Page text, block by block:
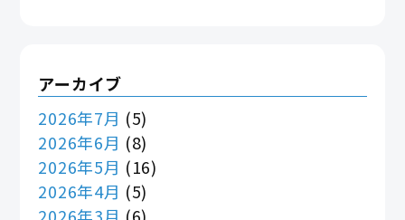
アーカイブ
2026年7月 (5)
2026年6月 (8)
2026年5月 (16)
2026年4月 (5)